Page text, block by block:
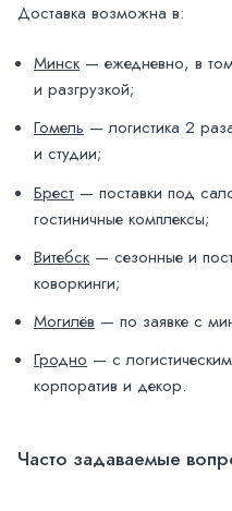
Доставка возможна в:
Минск — ежедневно, в
и разгрузкой;
Гомель — логистика 2
и студии;
Брест — поставки под
гостиничные комплексы;
Витебск — сезонные и
коворкинги;
Могилёв — по заявке с
Гродно — с
корпоратив и декор.
Часто задаваемые